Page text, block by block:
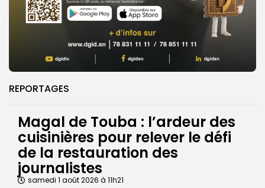
REPORTAGES
Magal de Touba : l’ardeur des
cuisinières pour relever le défi
de la restauration des
journalistes
samedi 1 août 2026 à 11h21